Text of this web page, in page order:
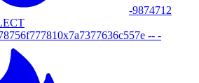
-9874712
-- -